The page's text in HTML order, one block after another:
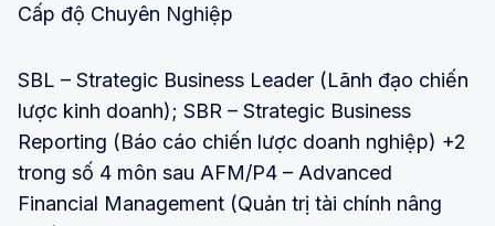
Cấp độ Chuyên Nghiệp
SBL – Strategic Business Leader (Lãnh đạo chiến
lược kinh doanh); SBR – Strategic Business
Reporting (Báo cáo chiến lược doanh nghiệp) +2
trong số 4 môn sau AFM/P4 – Advanced
Financial Management (Quản trị tài chính nâng